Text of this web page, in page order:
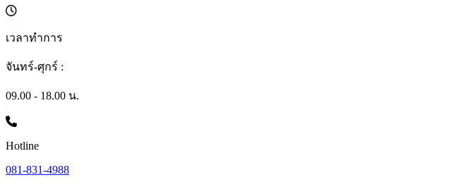
เวลาทำการ
จันทร์-ศุกร์ :
09.00 - 18.00 น.
Hotline
081-831-4988